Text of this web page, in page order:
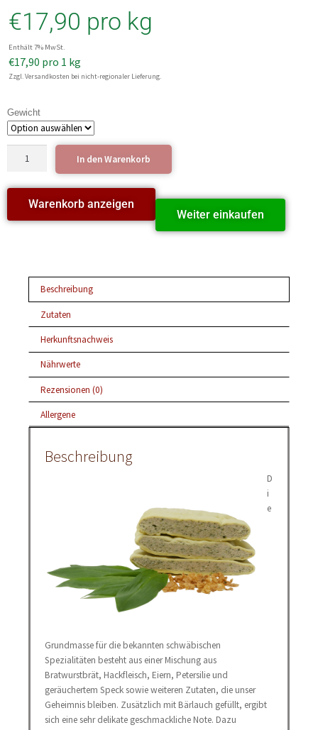
€17,90 pro kg
Enthält 7% MwSt.
€17,90 pro 1 kg
Zzgl. Versandkosten bei nicht-regionaler Lieferung.
Gewicht
In den Warenkorb
Warenkorb anzeigen
Weiter einkaufen
Beschreibung
Zutaten
Herkunftsnachweis
Nährwerte
Rezensionen (0)
Allergene
Beschreibung
D
i
e
Grundmasse für die bekannten schwäbischen
Spezialitäten besteht aus einer Mischung aus
Bratwurstbrät, Hackfleisch, Eiern, Petersilie und
geräuchertem Speck sowie weiteren Zutaten, die unser
Geheimnis bleiben. Zusätzlich mit Bärlauch gefüllt, ergibt
sich eine sehr delikate geschmackliche Note. Dazu